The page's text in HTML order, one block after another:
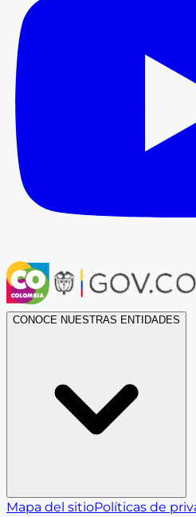
CONOCE NUESTRAS ENTIDADES
Mapa del sitioPolíticas de